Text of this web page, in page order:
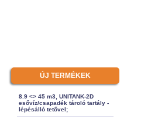
ÚJ TERMÉKEK
8.9 <> 45 m3, UNITANK-2D
esővíz/csapadék tároló tartály -
lépésálló tetővel;